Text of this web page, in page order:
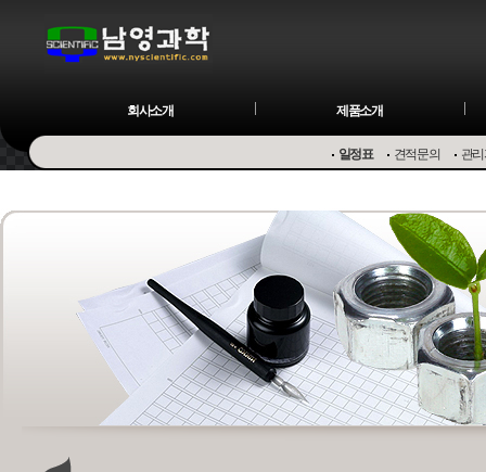
회사소개 제품소개
일정표 견적문의 관